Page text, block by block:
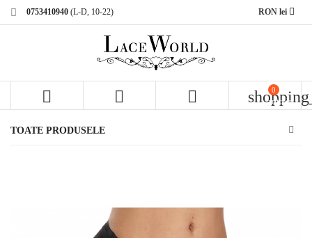
0753410940 (L-D, 10-22) RON lei
  
0
articole
TOATE PRODUSELE